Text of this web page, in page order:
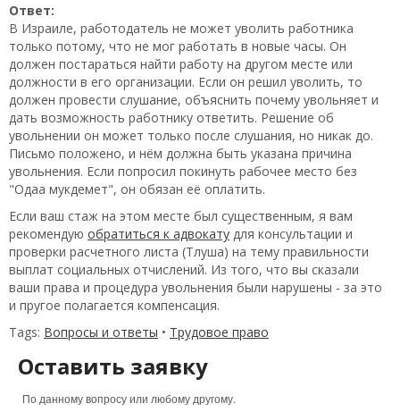
Ответ:
В Израиле, работодатель не может уволить работника
только потому, что не мог работать в новые часы. Он
должен постараться найти работу на другом месте или
должности в его организации. Если он решил уволить, то
должен провести слушание, объяснить почему увольняет и
дать возможность работнику ответить. Решение об
увольнении он может только после слушания, но никак до.
Письмо положено, и нём должна быть указана причина
увольнения. Если попросил покинуть рабочее место без
"Одаа мукдемет", он обязан её оплатить.
Если ваш стаж на этом месте был существенным, я вам
рекомендую обратиться к адвокату для консультации и
проверки расчетного листа (Тлуша) на тему правильности
выплат социальных отчислений. Из того, что вы сказали
ваши права и процедура увольнения были нарушены - за это
и пругое полагается компенсация.
Tags: Вопросы и ответы • Трудовое право
Оставить заявку
По данному вопросу или любому другому.